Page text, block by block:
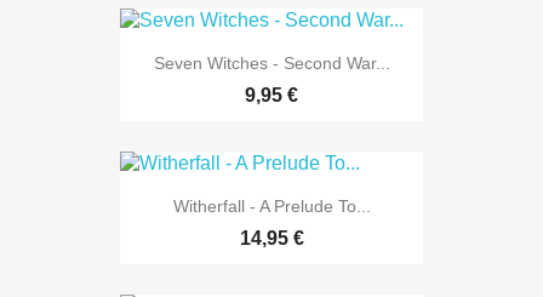
Seven Witches - Second War...
9,95 €
Witherfall - A Prelude To...
14,95 €